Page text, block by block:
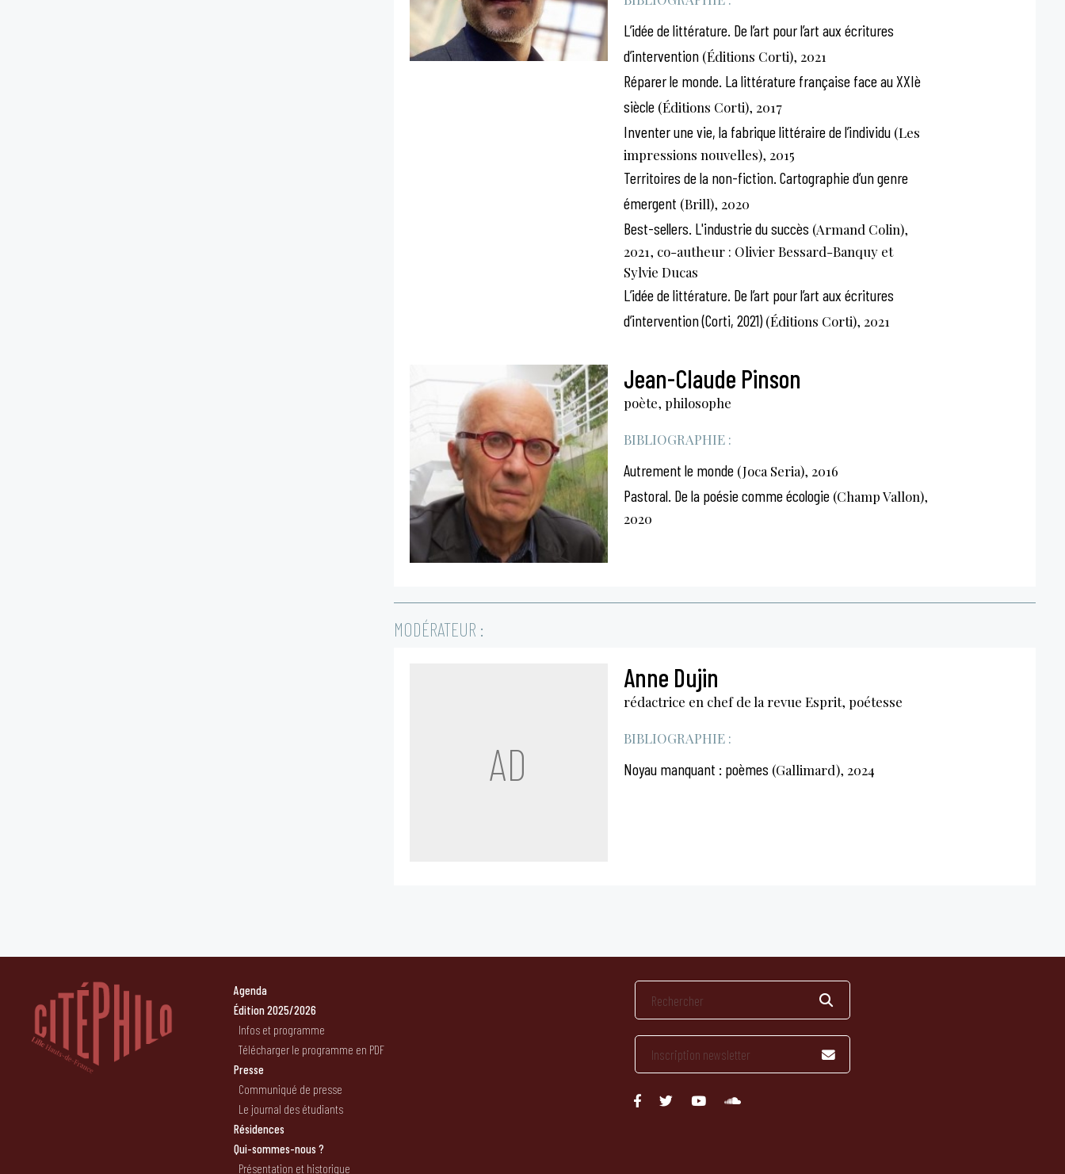
L’idée de littérature. De l’art pour l’art aux écritures
d’intervention(Éditions Corti), 2021
Réparer le monde. La littérature française face au XXIè
siècle(Éditions Corti), 2017
Inventer une vie, la fabrique littéraire de l’individu(Les
impressions nouvelles), 2015
Territoires de la non-fiction. Cartographie d’un genre
émergent (Brill), 2020
Best-sellers. L'industrie du succès (Armand Colin),
2021, co-autheur : Olivier Bessard-Banquy et
Sylvie Ducas
L’idée de littérature. De l’art pour l’art aux écritures
d’intervention (Corti, 2021)(Éditions Corti), 2021
Jean-Claude Pinson
poète, philosophe
BIBLIOGRAPHIE :
Autrement le monde(Joca Seria), 2016
Pastoral. De la poésie comme écologie(Champ Vallon),
2020
MODÉRATEUR :
AD
Anne Dujin
rédactrice en chef de la revue Esprit, poétesse
BIBLIOGRAPHIE :
Noyau manquant : poèmes (Gallimard), 2024
Agenda
Édition 2025/2026
Infos et programme
Télécharger le programme en PDF
Presse
Communiqué de presse
Le journal des étudiants
Résidences
Qui-sommes-nous ?
Présentation et historique